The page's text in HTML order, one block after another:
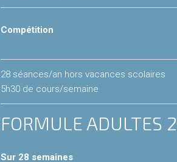
Compétition
28 séances/an hors vacances scolaires
5h30 de cours/semaine
FORMULE
Sur 28 semaines